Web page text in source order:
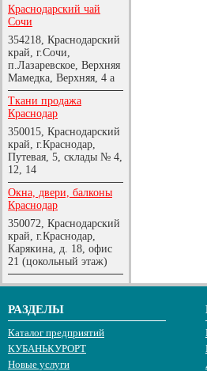
Краснодарский чай
Сочи
354218, Краснодарский
край, г.Сочи,
п.Лазаревское, Верхняя
Мамедка, Верхняя, 4 а
Ткани продажа
Краснодар
350015, Краснодарский
край, г.Краснодар,
Путевая, 5, склады № 4,
12, 14
Окна, двери, балконы
Краснодар
350072, Краснодарский
край, г.Краснодар,
Карякина, д. 18, офис
21 (цокольный этаж)
РАЗДЕЛЫ
Каталог предприятий
КУБАНЬКУРОРТ
Новые услуги